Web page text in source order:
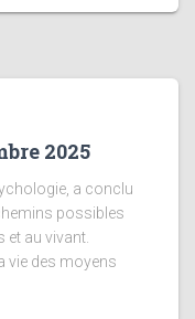
2025
a conclu
possibles
et au vivant.
vie des moyens